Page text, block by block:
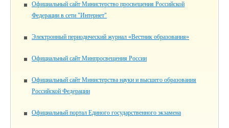
Официальный сайт Министерство просвещения Российской
Федерации в сети "Интернет"
Электронный периодический журнал «Вестник образования»
Официальный сайт Минпросвещения России
Официальный сайт Министерства науки и высшего образования
Российской Федерации
Официальный портал Единого государственного экзамена